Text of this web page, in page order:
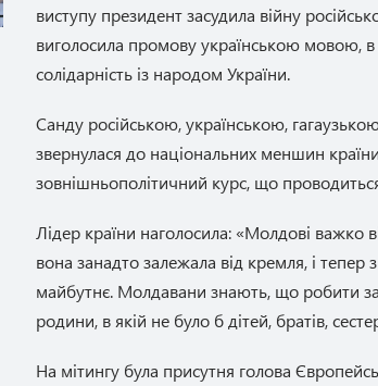
виступу президент засудила війну
виголосила промову українською мовою, в
солідарність із народом України.
Санду російською, українською,
звернулася до національних меншин
зовнішньополітичний курс, що
Лідер країни наголосила: «Молдові важко
вона занадто залежала від кремля, і тепер
майбутнє. Молдавани знають, що робити
родини, в якій не було б дітей, братів,
На мітингу була присутня голова